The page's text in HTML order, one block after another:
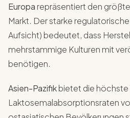
Europa repräsentiert den
Markt. Der starke
Aufsicht) bedeutet, dass
mehrstammige Kulturen mit
benötigen.
Asien-Pazifikbietet die
Laktosemalabsorptionsraten